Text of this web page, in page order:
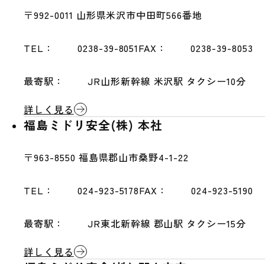
〒992-0011 山形県米沢市中田町566番地
TEL： 0238-39-8051FAX： 0238-39-8053
最寄駅：
JR山形新幹線 米沢駅 タクシー10分
詳しく見る
福島ミドリ安全(株) 本社
〒963-8550 福島県郡山市桑野4-1-22
TEL： 024-923-5178FAX： 024-923-5190
最寄駅：
JR東北新幹線 郡山駅 タクシー15分
詳しく見る